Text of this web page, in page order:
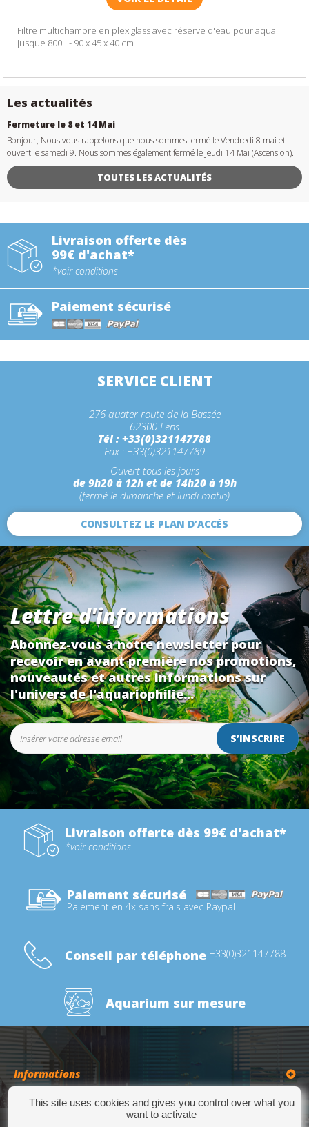
Filtre multichambre en plexiglass avec réserve d'eau pour aqua
jusque 800L - 90 x 45 x 40 cm
Les actualités
Fermeture le 8 et 14 Mai
Bonjour, Nous vous rappelons que nous sommes fermé le Vendredi 8 mai et
ouvert le samedi 9. Nous sommes également fermé le Jeudi 14 Mai (Ascension).
TOUTES LES ACTUALITÉS
Livraison offerte dès
99€ d'achat*
*voir conditions
Paiement sécurisé
SERVICE CLIENT
276 quater route de la Bassée
62300 Lens
Tél : +33(0)321147788
Fax : +33(0)321147789
Ouvert tous les jours
de 9h20 à 12h et de 14h20 à 19h
(fermé le dimanche et lundi matin)
CONSULTEZ LE PLAN D’ACCÈS
Lettre d'informations
Abonnez-vous à notre newsletter pour
recevoir en avant première nos promotions,
nouveautés et autres informations sur
l'univers de l'aquariophilie...
S’INSCRIRE
Livraison offerte dès 99€ d'achat*
*voir conditions
Paiement sécurisé
Paiement en 4x sans frais avec Paypal
Conseil par téléphone +33(0)321147788
Aquarium sur mesure
Informations
Catégories
This site uses cookies and gives you control over what you
want to activate